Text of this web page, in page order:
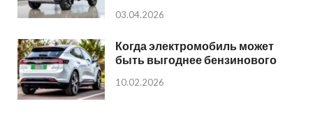
03.04.2026
Когда электромобиль может
быть выгоднее бензинового
10.02.2026